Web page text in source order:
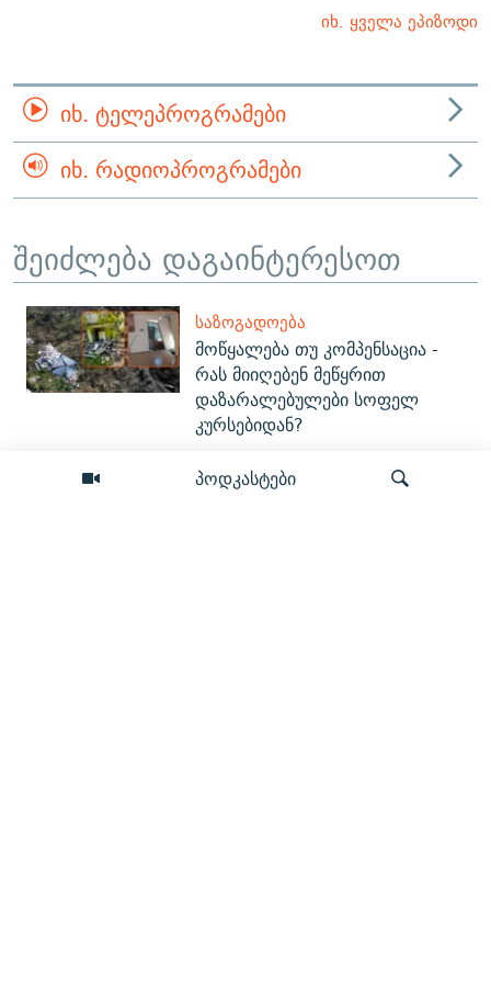
პოდკასტები
იხ. ყველა ეპიზოდი
ᲘᲮ. ᲢᲔᲚᲔᲞᲠᲝᲒᲠᲐᲛᲔᲑᲘ
ᲘᲮ. ᲠᲐᲓᲘᲝᲞᲠᲝᲒᲠᲐᲛᲔᲑᲘ
შეიძლება დაგაინტერესოთ
ᲡᲐᲖᲝᲒᲐᲓᲝᲔᲑᲐ
მოწყალება თუ კომპენსაცია -
რას მიიღებენ მეწყრით
დაზარალებულები სოფელ
კურსებიდან?
ᲞᲝᲚᲘᲢᲘᲙᲐ